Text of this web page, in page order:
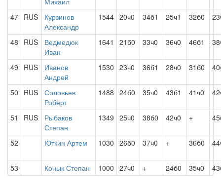
47 RUS
Курзинов
Александр
1544 20ч0 34б1 25ч1 32б0
48 RUS
Ведмедюк
Иван
1641 21б0 33ч0 36ч0 46б1
49 RUS
Иванов
Андрей
1530 23ч0 36б1 28ч0 31б0
50 RUS
Соловьев
Роберт
1488 24б0 35ч0 43б1 41ч0
51 RUS
Рыбаков
Степан
1349 25ч0 38б0 42ч0 +
52 Юткин Артем 1030 26б0 37ч0 + 36б0
53 Конык Степан 1000 27ч0 + 24б0 35ч0